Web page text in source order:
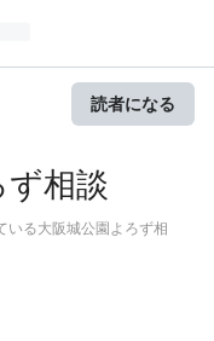
読者になる
相談
いる大阪城公園よろず相